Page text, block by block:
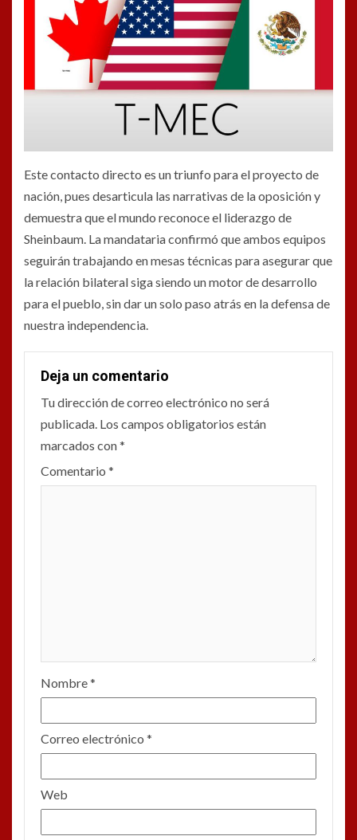
Este contacto directo es un triunfo para el proyecto de
nación, pues desarticula las narrativas de la oposición y
demuestra que el mundo reconoce el liderazgo de
Sheinbaum. La mandataria confirmó que ambos equipos
seguirán trabajando en mesas técnicas para asegurar que
la relación bilateral siga siendo un motor de desarrollo
para el pueblo, sin dar un solo paso atrás en la defensa de
nuestra independencia.
Deja un comentario
Tu dirección de correo electrónico no será
publicada. Los campos obligatorios están
marcados con*
Comentario *
Nombre*
Correo electrónico *
Web